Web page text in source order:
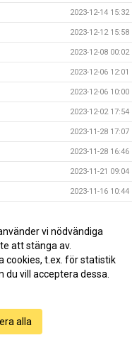
2023-12-14 15:32
2023-12-12 15:58
2023-12-08 00:02
2023-12-06 12:01
2023-12-06 10:00
2023-12-02 17:54
2023-11-28 17:07
2023-11-28 16:46
2023-11-21 09:04
2023-11-16 10:44
2023-11-07 15:49
2023-11-03 12:04
vi nödvändiga
att stänga av.
cookies, t.ex. för statistik
du vill acceptera dessa.
alla